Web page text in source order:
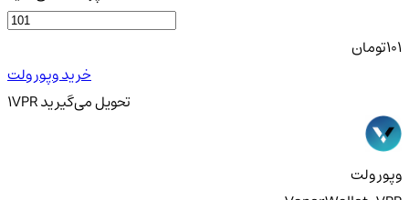
101تومان
خرید وپور ولت
1VPR تحویلمی‌گیرید
وپور ولت